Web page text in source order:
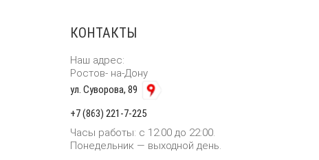
КОНТАКТЫ
Наш адрес:
Ростов- на-Дону
ул. Суворова, 89
+7 (863) 221-7-225
Часы работы: с 12:00 до 22:00.
Понедельник — выходной день.